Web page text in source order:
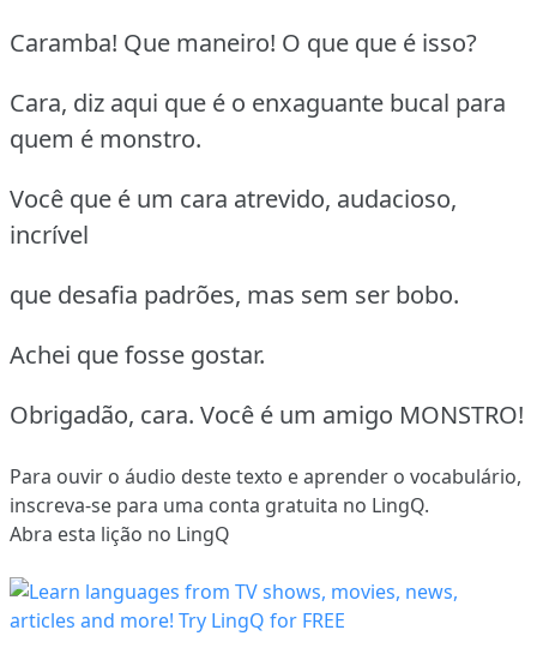
Caramba! Que maneiro! O que que é isso?
Cara, diz aqui que é o enxaguante bucal para
quem é monstro.
Você que é um cara atrevido, audacioso,
incrível
que desafia padrões, mas sem ser bobo.
Achei que fosse gostar.
Obrigadão, cara. Você é um amigo MONSTRO!
Para ouvir o áudio deste texto e aprender o vocabulário,
inscreva-se para uma conta gratuita no LingQ.
Abra esta lição no LingQ